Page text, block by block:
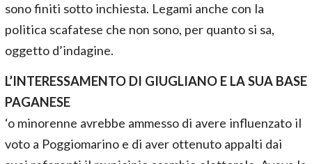
sono finiti sotto inchiesta. Legami anche con la
politica scafatese che non sono, per quanto si sa,
oggetto d’indagine.
L’INTERESSAMENTO DI GIUGLIANO E LA SUA BASE
PAGANESE
‘o minorenne avrebbe ammesso di avere influenzato il
voto a Poggiomarino e di aver ottenuto appalti dai